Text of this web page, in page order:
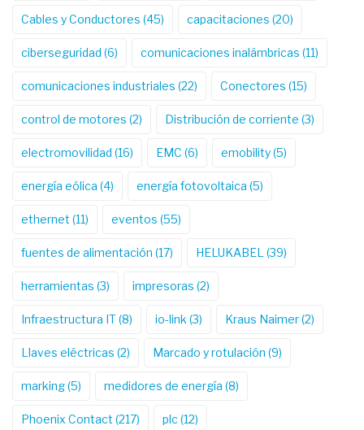
Cables y Conductores (45) capacitaciones (20)
ciberseguridad (6) comunicaciones inalámbricas (11)
comunicaciones industriales (22) Conectores (15)
control de motores (2) Distribución de corriente (3)
electromovilidad (16) EMC (6) emobility(5)
energía eólica (4) energía fotovoltaica (5)
ethernet (11) eventos (55)
fuentes de alimentación (17) HELUKABEL (39)
herramientas (3) impresoras (2)
Infraestructura IT(8) io-link (3) Kraus Naimer(2)
Llaves eléctricas (2) Marcado y rotulación (9)
marking(5) medidores de energía (8)
Phoenix Contact (217) plc(12)